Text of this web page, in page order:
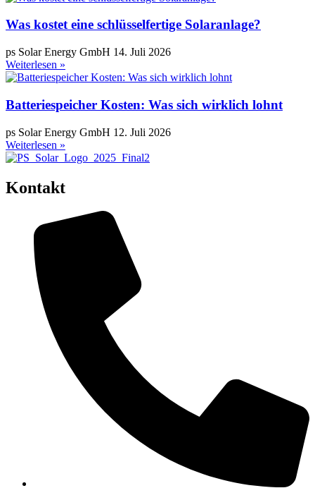
Was kostet eine schlüsselfertige Solaranlage?
ps Solar Energy GmbH 14. Juli 2026
Weiterlesen »
Batteriespeicher Kosten: Was sich wirklich lohnt
ps Solar Energy GmbH 12. Juli 2026
Weiterlesen »
Kontakt